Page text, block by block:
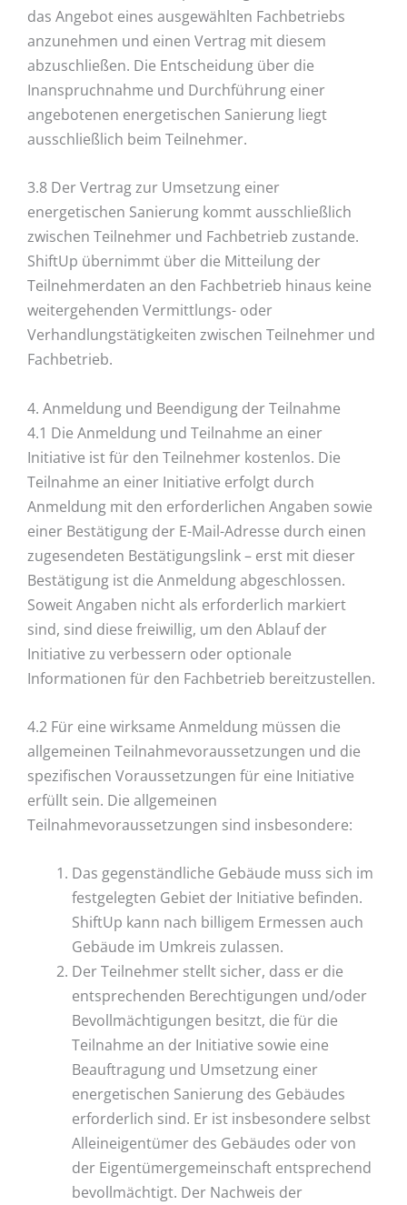
das Angebot eines ausgewählten Fachbetriebs
anzunehmen und einen Vertrag mit diesem
abzuschließen. Die Entscheidung über die
Inanspruchnahme und Durchführung einer
angebotenen energetischen Sanierung liegt
ausschließlich beim Teilnehmer.
3.8 Der Vertrag zur Umsetzung einer
energetischen Sanierung kommt ausschließlich
zwischen Teilnehmer und Fachbetrieb zustande.
ShiftUp übernimmt über die Mitteilung der
Teilnehmerdaten an den Fachbetrieb hinaus keine
weitergehenden Vermittlungs- oder
Verhandlungstätigkeiten zwischen Teilnehmer und
Fachbetrieb.
4. Anmeldung und Beendigung der Teilnahme
4.1 Die Anmeldung und Teilnahme an einer
Initiative ist für den Teilnehmer kostenlos. Die
Teilnahme an einer Initiative erfolgt durch
Anmeldung mit den erforderlichen Angaben sowie
einer Bestätigung der E-Mail-Adresse durch einen
zugesendeten Bestätigungslink – erst mit dieser
Bestätigung ist die Anmeldung abgeschlossen.
Soweit Angaben nicht als erforderlich markiert
sind, sind diese freiwillig, um den Ablauf der
Initiative zu verbessern oder optionale
Informationen für den Fachbetrieb bereitzustellen.
4.2 Für eine wirksame Anmeldung müssen die
allgemeinen Teilnahmevoraussetzungen und die
spezifischen Voraussetzungen für eine Initiative
erfüllt sein. Die allgemeinen
Teilnahmevoraussetzungen sind insbesondere:
Das gegenständliche Gebäude muss sich im
festgelegten Gebiet der Initiative befinden.
ShiftUp kann nach billigem Ermessen auch
Gebäude im Umkreis zulassen.
Der Teilnehmer stellt sicher, dass er die
entsprechenden Berechtigungen und/oder
Bevollmächtigungen besitzt, die für die
Teilnahme an der Initiative sowie eine
Beauftragung und Umsetzung einer
energetischen Sanierung des Gebäudes
erforderlich sind. Er ist insbesondere selbst
Alleineigentümer des Gebäudes oder von
der Eigentümergemeinschaft entsprechend
bevollmächtigt. Der Nachweis der